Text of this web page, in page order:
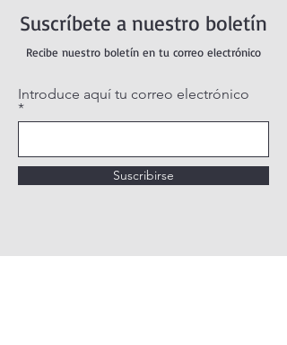
Suscríbete a nuestro boletín
Recibe nuestro boletín en tu correo electrónico
Introduce aquí tu correo electrónico
Suscribirse